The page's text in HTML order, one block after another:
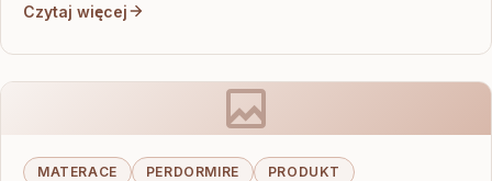
Czytaj więcej
MATERACE PERDORMIRE PRODUKT